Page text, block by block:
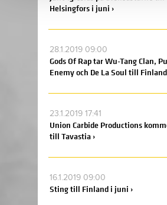
Helsingfors i juni ›
28.1.2019 09:00
Gods Of Rap tar Wu-Tang Clan,
Enemy och De La Soul till
23.1.2019 17:41
Union Carbide Productions
till Tavastia ›
16.1.2019 09:00
Sting till Finland i juni ›